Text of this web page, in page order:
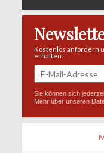
Kostenlos anfordern
erhalten:
Sie können sich
Mehr über unseren